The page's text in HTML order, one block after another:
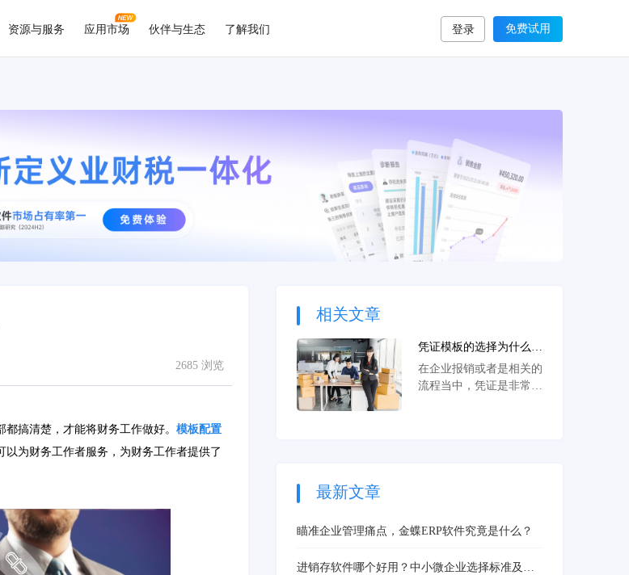
资源与服务 应用市场 伙伴与生态 了解我们 登录 免费试用
2685 浏览
搞清楚，才能将财务工作做好。 模板配置
为财务工作者服务，为财务工作者提供了
相关文章
凭证模板的选择为什么要
考虑金蝶云星辰？
在企业报销或者是相关的
流程当中，凭证是非常重
最新文章
瞄准企业管理痛点，金蝶ERP软件究竟是什么？
进销存软件哪个好用？中小微企业选择标准及金